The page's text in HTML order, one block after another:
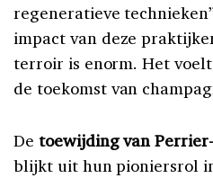
regeneratieve
impact van deze
terroir is enorm. Het
de toekomst van
De toewijding van
blijkt uit hun pioniersrol